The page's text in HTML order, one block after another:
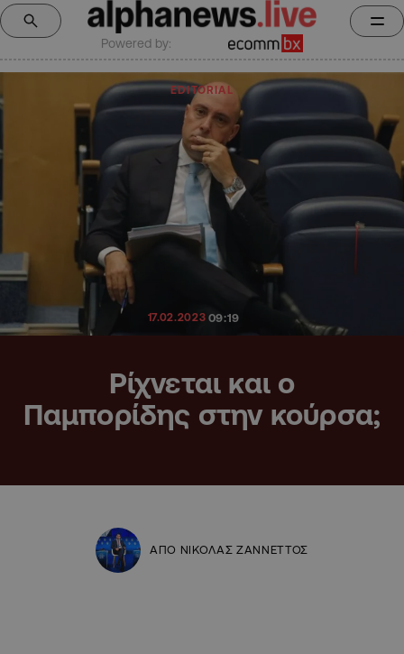
Powered by:
EDITORIAL
17.02.2023 09:19
Ρίχνεται και ο
Παμπορίδης στην κούρσα;
ΑΠΟ ΝΙΚΟΛΑΣ ΖΑΝΝΕΤΤΟΣ